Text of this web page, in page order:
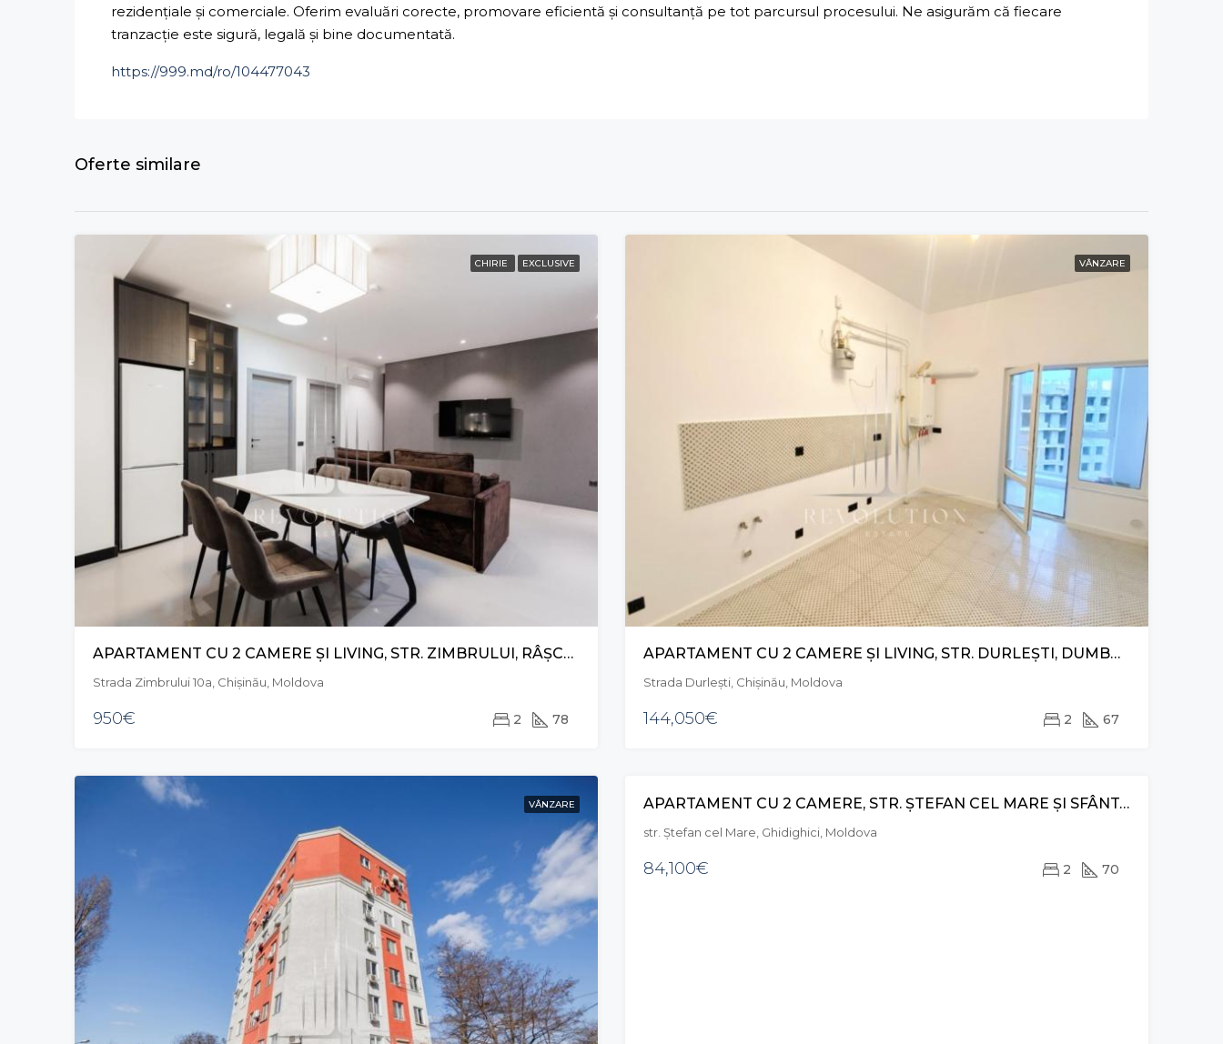
rezidențiale și comerciale. Oferim evaluări corecte, promovare eficientă și consultanță pe tot parcursul procesului. Ne asigurăm că fiecare
tranzacție este sigură, legală și bine documentată.
https://999.md/ro/104477043
Oferte similare
CHIRIE EXCLUSIVE
APARTAMENT CU 2 CAMERE ȘI LIVING, STR. ZIMBRULUI, RÂȘCANI
Strada Zimbrului 10a, Chișinău, Moldova
950€ 2 78
VÂNZARE
APARTAMENT CU 2 CAMERE ȘI LIVING, STR. DURLEȘTI, DUMBRAVA
Strada Durlești, Chișinău, Moldova
144,050€ 2 67
VÂNZARE VÂNZAREAPARTAMENT CU 2 CAMERE, STR. ȘTEFAN CEL MARE ȘI SFÂNT, GHIDIGHICI
str. Ștefan cel Mare, Ghidighici, Moldova
84,100€ 2 70